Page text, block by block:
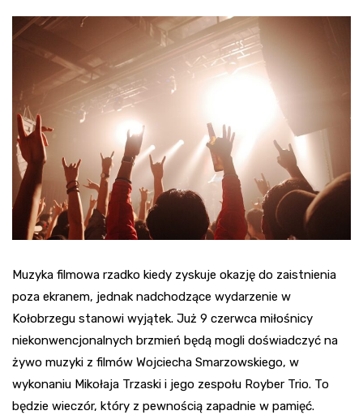
Muzyka filmowa rzadko kiedy zyskuje okazję do zaistnienia
poza ekranem, jednak nadchodzące wydarzenie w
Kołobrzegu stanowi wyjątek. Już 9 czerwca miłośnicy
niekonwencjonalnych brzmień będą mogli doświadczyć na
żywo muzyki z filmów Wojciecha Smarzowskiego, w
wykonaniu Mikołaja Trzaski i jego zespołu Royber Trio. To
będzie wieczór, który z pewnością zapadnie w pamięć.